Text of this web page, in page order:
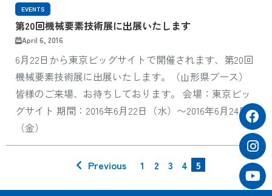
EVENTS
第20回機械要素技術展に出展いたします
April 6, 2016
6月22日から東京ビッグサイトで開催されます、第20回
機械要素技術展に出展いたします。（山形県ブース）
皆様のご来場、お待ちしております。 会場：東京ビッ
グサイト 期間：2016年6月22日（水）〜2016年6月24日
（金）
Previous 1 2 3 4 5